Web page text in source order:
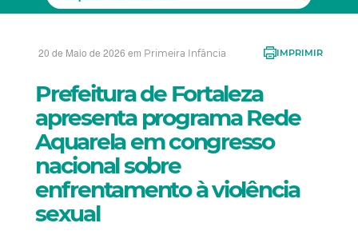
20 de Maio de 2026 em Primeira Infância IMPRIMIR
Prefeitura de Fortaleza
apresenta programa Rede
Aquarela em congresso
nacional sobre
enfrentamento à violência
sexual